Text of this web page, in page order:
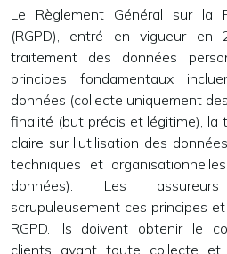
Le Règlement Général sur la
(RGPD), entré en vigueur en
traitement des données
principes fondamentaux
données (collecte uniquement
finalité (but précis et légitime), la
claire sur l’utilisation des
techniques et
données). Les
scrupuleusement ces principes
RGPD. Ils doivent obtenir le
clients avant toute collecte et